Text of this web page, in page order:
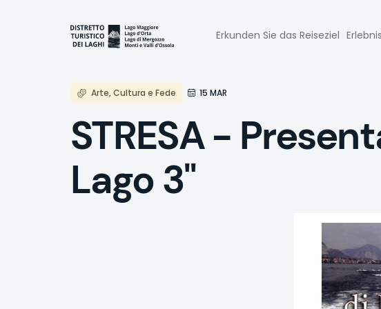
principale
Erkunden Sie das Reiseziel
Arte, Cultura e Fede 15 MAR
STRESA -
Lago 3"